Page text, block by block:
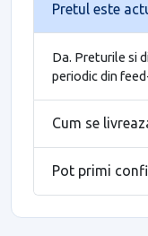
Pretul este
Da. Preturile si
periodic din
Cum se
Pot primi